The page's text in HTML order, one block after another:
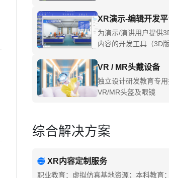
XR演示-编辑开发
为演示/演讲用户提供
内容的开发工具（3D版
VR / MR头戴设备
独立设计研发教育专
VR/MR头盔及眼镜
综合解决方案
XR内容定制服务
职业教育：虚拟仿真基地资源；本科教育